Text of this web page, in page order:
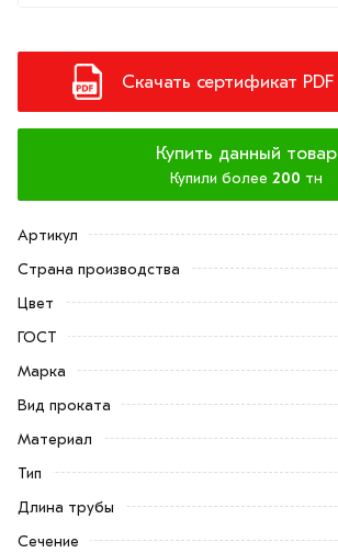
Скачать сертификат PDF
Купить данный товар
Купили более 200 тн
Артикул
Страна производства
Цвет
ГОСТ
Марка
Вид проката
Материал
Тип
Длина трубы
Сечение